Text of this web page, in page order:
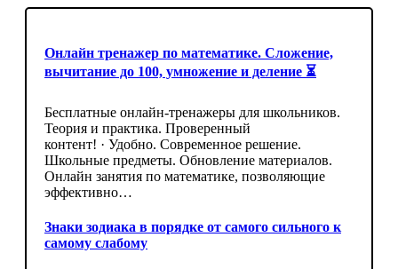
Онлайн тренажер по математике. Сложение,
вычитание до 100, умножение и деление ⏳
Бесплатные онлайн-тренажеры для школьников.
Теория и практика. Проверенный
контент! · Удобно. Современное решение.
Школьные предметы. Обновление материалов.
Онлайн занятия по математике, позволяющие
эффективно…
Знаки зодиака в порядке от самого сильного к
самому слабому